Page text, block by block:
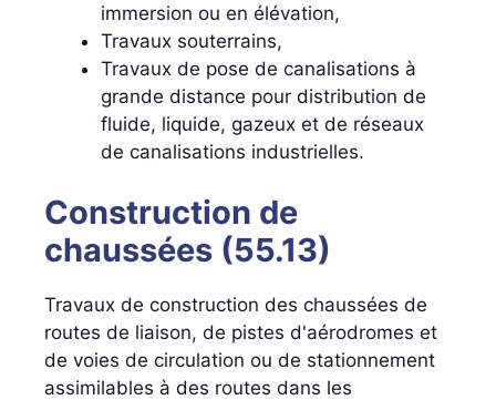
immersion ou en élévation,
Travaux souterrains,
Travaux de pose de canalisations à
grande distance pour distribution de
fluide, liquide, gazeux et de réseaux
de canalisations industrielles.
Construction de
chaussées (55.13)
Travaux de construction des chaussées de
routes de liaison, de pistes d'aérodromes et
de voies de circulation ou de stationnement
assimilables à des routes dans les